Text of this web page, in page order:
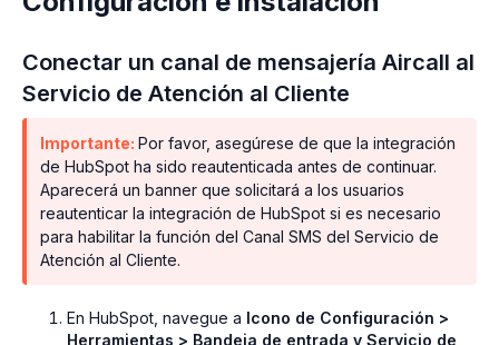
Conectar un canal de mensajería Aircall al
Servicio de Atención al Cliente
Importante: Por favor, asegúrese de que la integración
de HubSpot ha sido reautenticada antes de continuar.
Aparecerá un banner que solicitará a los usuarios
reautenticar la integración de HubSpot si es necesario
para habilitar la función del Canal SMS del Servicio de
Atención al Cliente.
En HubSpot, navegue a Icono de Configuración >
Herramientas > Bandeja de entrada y Servicio de